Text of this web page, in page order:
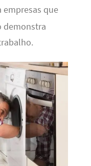
empresas que
demonstra